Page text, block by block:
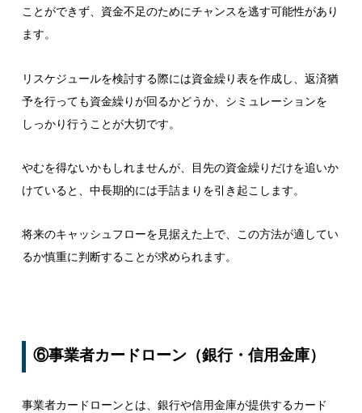
ことができず、資金不足のためにチャンスを逃す可能性があり
ます。
リスケジュールを検討する際には資金繰り表を作成し、返済猶
予を行っても資金繰りが回るかどうか、シミュレーションを
しっかり行うことが大切です。
やむを得ないかもしれませんが、目先の資金繰りだけを追いか
けていると、中長期的には手詰まりを引き起こします。
将来のキャッシュフローを見据えた上で、この方法が適してい
るか慎重に判断することが求められます。
⑥事業者カードローン（銀行・信用金庫）
事業者カードローンとは、銀行や信用金庫が提供するカード